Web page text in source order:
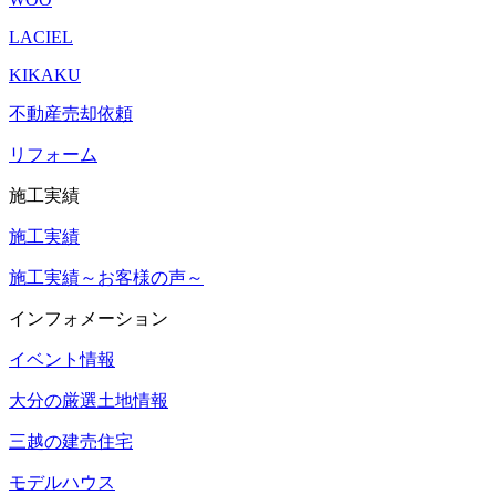
LACIEL
KIKAKU
不動産売却依頼
リフォーム
施工実績
施工実績
施工実績～お客様の声～
インフォメーション
イベント情報
大分の厳選土地情報
三越の建売住宅
モデルハウス